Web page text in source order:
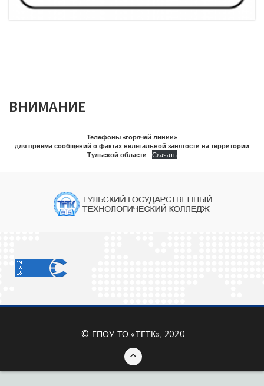
ВНИМАНИЕ
Телефоны «горячей линии»
для приема сообщений о фактах нелегальной занятости на территории
Тульской области
Скачать
© ГПОУ ТО «ТГТК», 2020